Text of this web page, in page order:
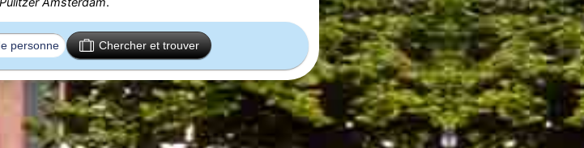
Chercher et trouver